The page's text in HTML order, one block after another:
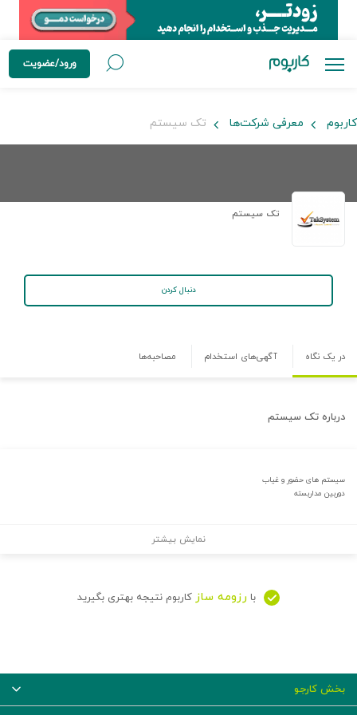
ورود/عضویت
کاربوم معرفی شرکت‌ها تک سیستم
تک سیستم
دنبال کردن
در یک نگاه آگهی‌های استخدام مصاحبه‌ها
درباره تک سیستم
سیستم های حضور و غیاب
دوربین مداربسته
نمایش بیشتر
با رزومه ساز کاربوم نتیجه بهتری بگیرید
بخش کارجو